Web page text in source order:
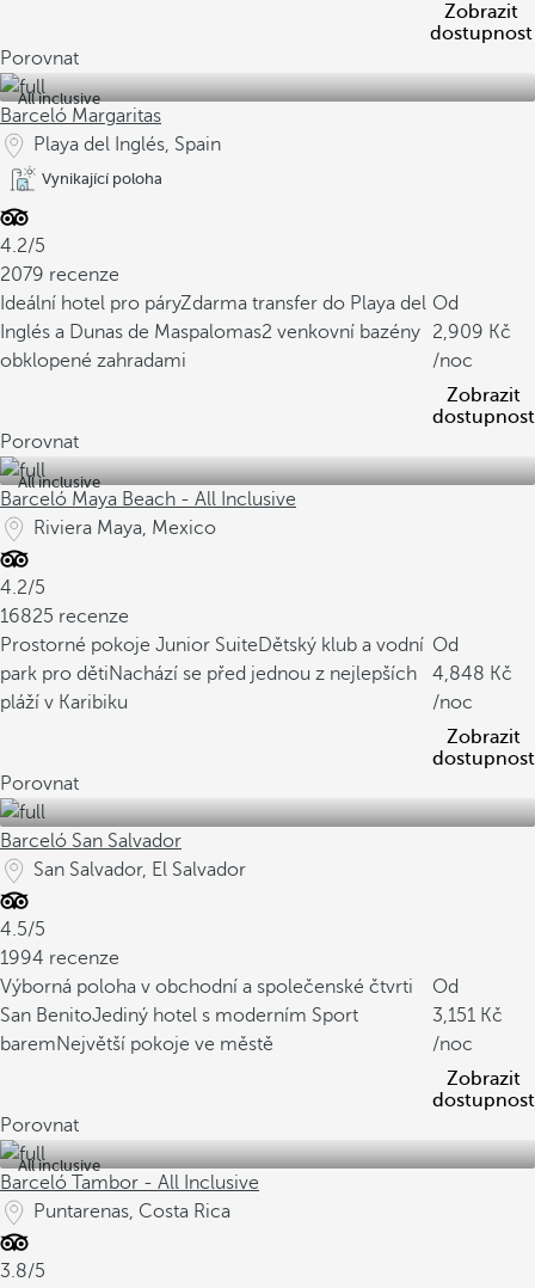
Zobrazit
dostupnost
Porovnat
All inclusive
Barceló Margaritas
Playa del Inglés, Spain
Vynikající poloha
4.2/5
2079 recenze
Ideální hotel pro páryZdarma transfer do Playa del
Inglés a Dunas de Maspalomas2 venkovní bazény
obklopené zahradami
Od
2,909
/noc
Zobrazit
dostupnost
Porovnat
All inclusive
Barceló Maya Beach - All Inclusive
Riviera Maya, Mexico
4.2/5
16825 recenze
Prostorné pokoje Junior SuiteDětský klub a vodní
park pro dětiNachází se před jednou z nejlepších
pláží v Karibiku
Od
4,848
/noc
Zobrazit
dostupnost
Porovnat
Barceló San Salvador
San Salvador, El Salvador
4.5/5
1994 recenze
Výborná poloha v obchodní a společenské čtvrti
San BenitoJediný hotel s moderním Sport
baremNejvětší pokoje ve městě
Od
3,151
/noc
Zobrazit
dostupnost
Porovnat
All inclusive
Barceló Tambor - All Inclusive
Puntarenas, Costa Rica
3.8/5